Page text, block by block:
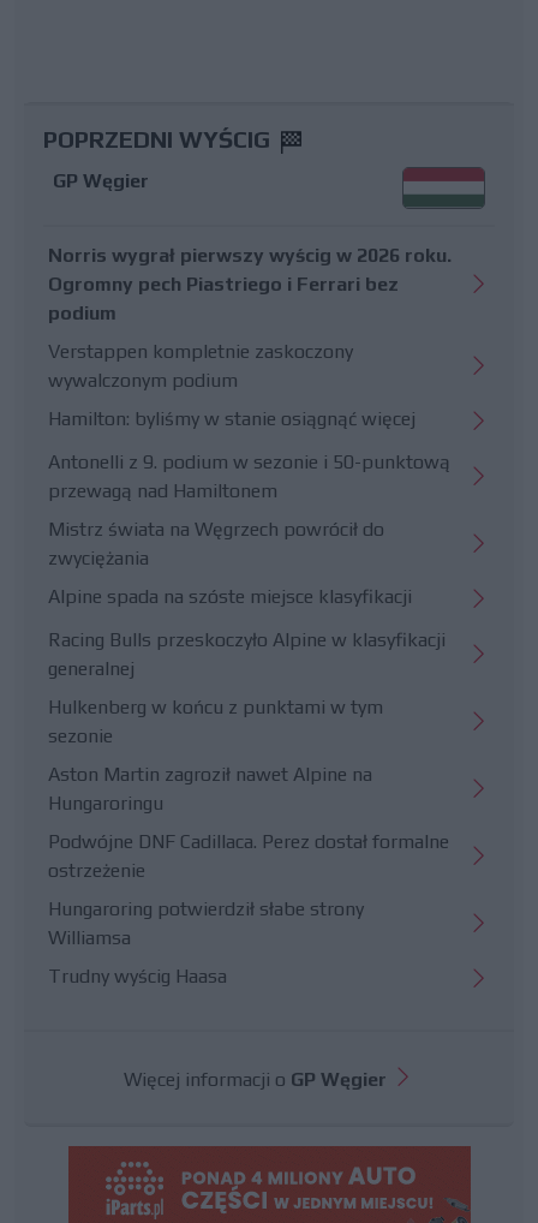
POPRZEDNI WYŚCIG
GP Węgier
Norris wygrał pierwszy wyścig w 2026 roku.
Ogromny pech Piastriego i Ferrari bez
podium
Verstappen kompletnie zaskoczony
wywalczonym podium
Hamilton: byliśmy w stanie osiągnąć więcej
Antonelli z 9. podium w sezonie i 50-punktową
przewagą nad Hamiltonem
Mistrz świata na Węgrzech powrócił do
zwyciężania
Alpine spada na szóste miejsce klasyfikacji
Racing Bulls przeskoczyło Alpine w klasyfikacji
generalnej
Hulkenberg w końcu z punktami w tym
sezonie
Aston Martin zagroził nawet Alpine na
Hungaroringu
Podwójne DNF Cadillaca. Perez dostał formalne
ostrzeżenie
Hungaroring potwierdził słabe strony
Williamsa
Trudny wyścig Haasa
Więcej informacji o GP Węgier